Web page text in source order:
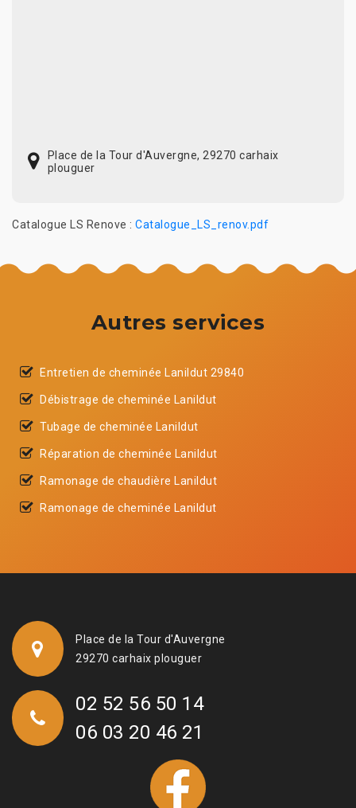
Place de la Tour d'Auvergne, 29270 carhaix
plouguer
Catalogue LS Renove : Catalogue_LS_renov.pdf
Autres services
Entretien de cheminée Lanildut 29840
Débistrage de cheminée Lanildut
Tubage de cheminée Lanildut
Réparation de cheminée Lanildut
Ramonage de chaudière Lanildut
Ramonage de cheminée Lanildut
Place de la Tour d'Auvergne
29270 carhaix plouguer
02 52 56 50 14
06 03 20 46 21